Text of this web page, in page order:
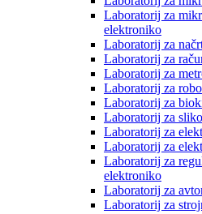
Laboratorij za
elektroniko
Laboratorij za
Laboratorij za
Laboratorij za
Laboratorij za
Laboratorij za
Laboratorij za
Laboratorij za
Laboratorij za
Laboratorij za
elektroniko
Laboratorij za
Laboratorij za